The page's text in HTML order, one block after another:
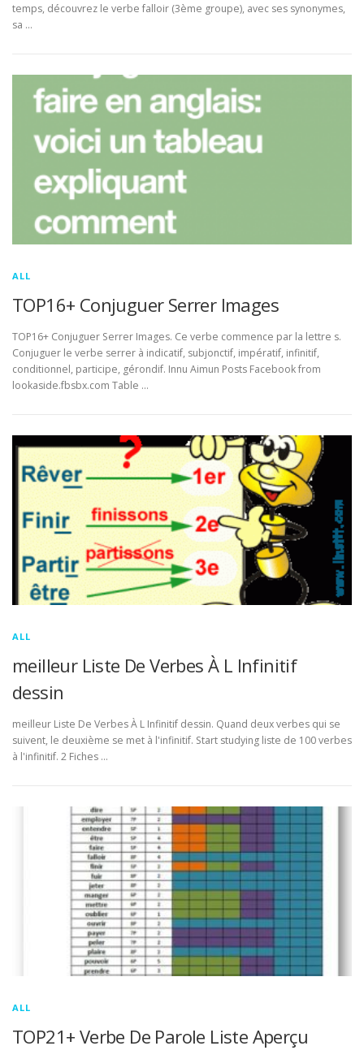
temps, découvrez le verbe falloir (3ème groupe), avec ses synonymes,
sa …
ALL
TOP16+ Conjuguer Serrer Images
TOP16+ Conjuguer Serrer Images. Ce verbe commence par la lettre s.
Conjuguer le verbe serrer à indicatif, subjonctif, impératif, infinitif,
conditionnel, participe, gérondif. Innu Aimun Posts Facebook from
lookaside.fbsbx.com Table …
ALL
meilleur Liste De Verbes À L Infinitif
dessin
meilleur Liste De Verbes À L Infinitif dessin. Quand deux verbes qui se
suivent, le deuxième se met à l'infinitif. Start studying liste de 100 verbes
à l'infinitif. 2 Fiches …
ALL
TOP21+ Verbe De Parole Liste Aperçu